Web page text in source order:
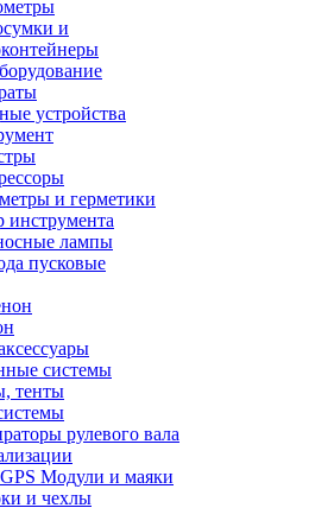
и
устройства
и герметики
инструмента
лампы
пусковые
системы
тенты
рулевого вала
Модули и маяки
и чехлы